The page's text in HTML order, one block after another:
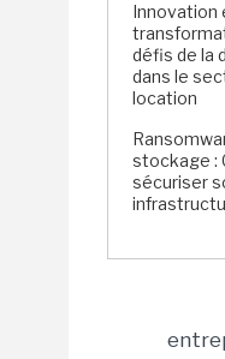
Innovation
défis de la
dans le
location
stockage :
sécuriser